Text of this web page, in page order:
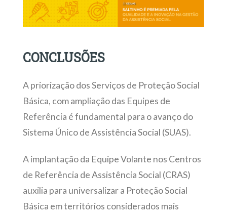
CONCLUSÕES
A priorização dos Serviços de Proteção Social
Básica, com ampliação das Equipes de
Referência é fundamental para o avanço do
Sistema Único de Assistência Social (SUAS).
A implantação da Equipe Volante nos Centros
de Referência de Assistência Social (CRAS)
auxilia para universalizar a Proteção Social
Básica em territórios considerados mais